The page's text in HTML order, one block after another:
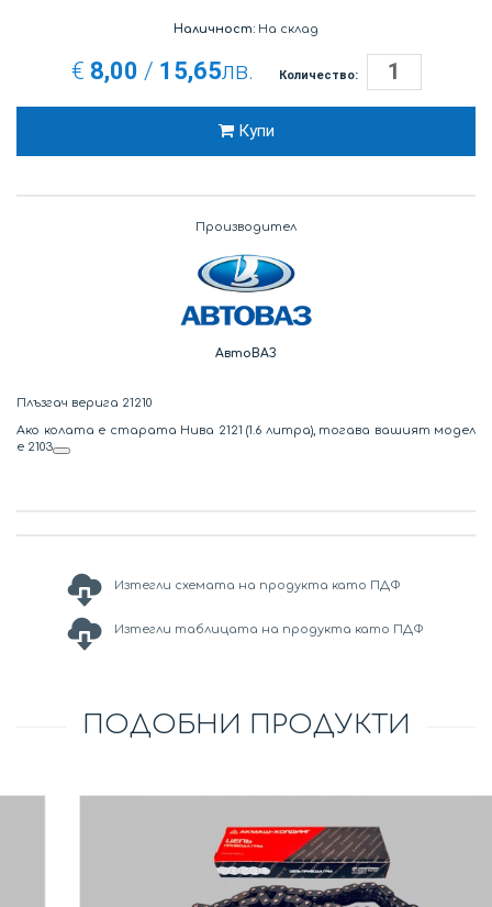
Наличност: На склад
€ 8,00 / 15,65лв. Количество:
Купи
Производител
АвтоВАЗ
Плъзгач верига 21210
Ако колата е старата Нива 2121 (1.6 литра), тогава вашият модел
е 2103
Изтегли схемата на продукта като ПДФ
Изтегли таблицата на продукта като ПДФ
ПОДОБНИ ПРОДУКТИ